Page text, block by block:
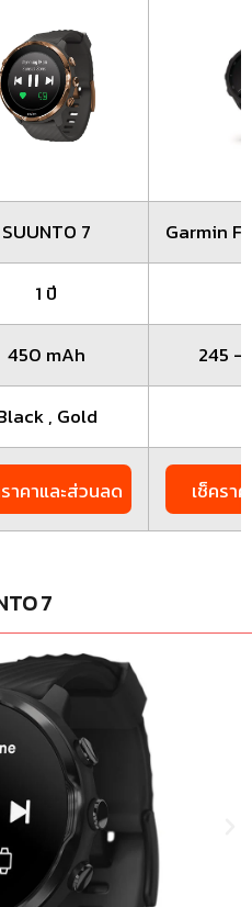
SUUNTO 7 Garmin
1 ปี
450 mAh 245
, Gold
าคาและส่วนลด เช็ครา
7